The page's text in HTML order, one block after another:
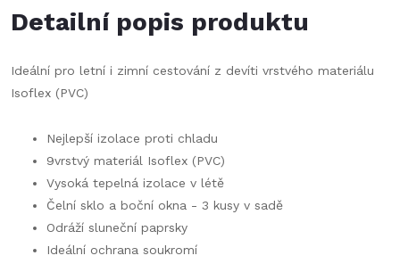
Detailní popis produktu
Ideální pro letní i zimní cestování z devíti vrstvého materiálu
Isoflex (PVC)
Nejlepší izolace proti chladu
9vrstvý materiál Isoflex (PVC)
Vysoká tepelná izolace v létě
Čelní sklo a boční okna - 3 kusy v sadě
Odráží sluneční paprsky
Ideální ochrana soukromí